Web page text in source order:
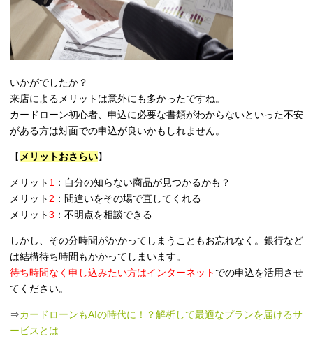
いかがでしたか？
来店によるメリットは意外にも多かったですね。
カードローン初心者、申込に必要な書類がわからないといった不安
がある方は対面での申込が良いかもしれません。
【 メリットおさらい】
メリット 1 ：自分の知らない商品が見つかるかも？
メリット 2 ：間違いをその場で直してくれる
メリット3 ：不明点を相談できる
しかし、その分時間がかかってしまうこともお忘れなく。銀行など
は結構待ち時間もかかってしまいます。
待ち時間なく申し込みたい方はインターネット での申込を活用させ
てください。
⇒カードローンもAIの時代に！？解析して最適なプランを届けるサ
ービスとは